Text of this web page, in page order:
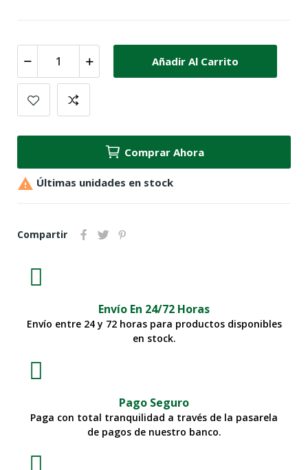
Añadir Al Carrito
Comprar Ahora
 Últimas unidades en stock
Compartir
Envío En 24/72 Horas
Envío entre 24 y 72 horas para productos disponibles
en stock.
Pago Seguro
Paga con total tranquilidad a través de la pasarela
de pagos de nuestro banco.